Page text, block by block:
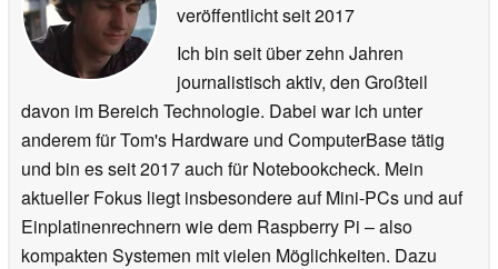
veröffentlichtseit 2017
Ich bin seit über zehn Jahren
journalistisch aktiv, den Großteil
davon im Bereich Technologie. Dabei war ich unter
anderem für Tom's Hardware und ComputerBase tätig
und bin es seit 2017 auch für Notebookcheck. Mein
aktueller Fokus liegt insbesondere auf Mini-PCs und auf
Einplatinenrechnern wie dem Raspberry Pi – also
kompakten Systemen mit vielen Möglichkeiten. Dazu